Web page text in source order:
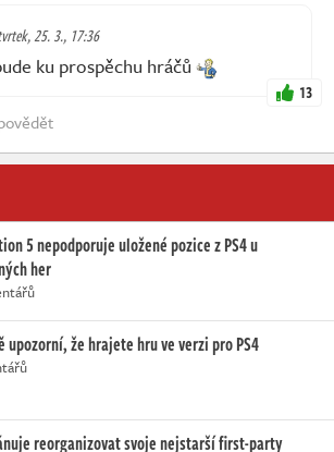
25. 3., 17:36
ku prospěchu hráčů
13
5 nepodporuje uložené pozice z PS4 u
her
upozorní, že hrajete hru ve verzi pro PS4
reorganizovat svoje nejstarší first-party